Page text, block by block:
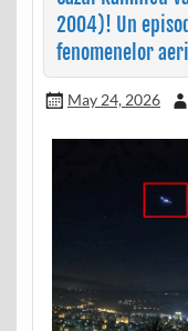
2004)! Un
fenomenelor
May 24, 2026